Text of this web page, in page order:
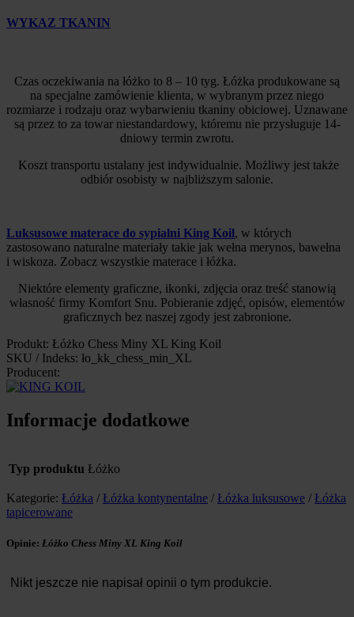
WYKAZ TKANIN
Czas oczekiwania na łóżko to 8 – 10 tyg. Łóżka produkowane są
na specjalne zamówienie klienta, w wybranym przez niego
rozmiarze i rodzaju oraz wybarwieniu tkaniny obiciowej. Uznawane
są przez to za towar niestandardowy, któremu nie przysługuje 14-
dniowy termin zwrotu.
Koszt transportu ustalany jest indywidualnie. Możliwy jest także
odbiór osobisty w najbliższym salonie.
Luksusowe materace do sypialni King Koil, w których
zastosowano naturalne materiały takie jak wełna merynos, bawełna
i wiskoza. Zobacz wszystkie materace i łóżka.
Niektóre elementy graficzne, ikonki, zdjęcia oraz treść stanowią
własność firmy Komfort Snu. Pobieranie zdjęć, opisów, elementów
graficznych bez naszej zgody jest zabronione.
Produkt: Łóżko Chess Miny XL King Koil
SKU / Indeks: ło_kk_chess_min_XL
Producent:
Informacje dodatkowe
Typ produktu Łóżko
Kategorie: Łóżka / Łóżka kontynentalne / Łóżka luksusowe / Łóżka
tapicerowane
Opinie: Łóżko Chess Miny XL King Koil
Nikt jeszcze nie napisał opinii o tym produkcie.